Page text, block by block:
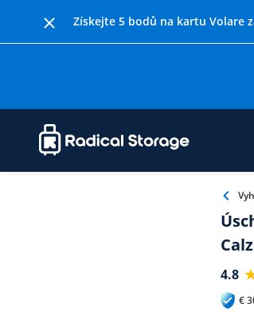
Získejte 5 bodů na kartu Volare
4.8
€